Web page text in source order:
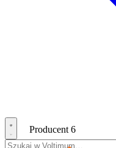
Producent 6